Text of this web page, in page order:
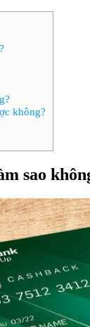
không?
sao